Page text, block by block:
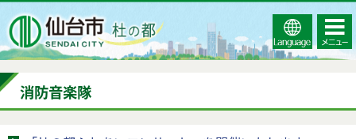
Select
Language
コンテ
ンツメ
ニュー
消防音楽隊